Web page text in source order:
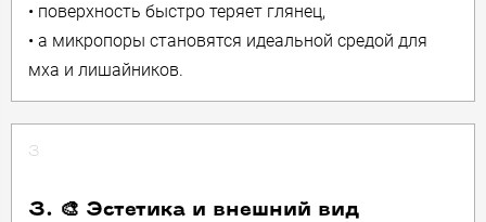
• поверхность быстро теряет глянец,
• а микропоры становятся идеальной средой для
мха и лишайников.
3
3. 🎨 Эстетика и внешний вид